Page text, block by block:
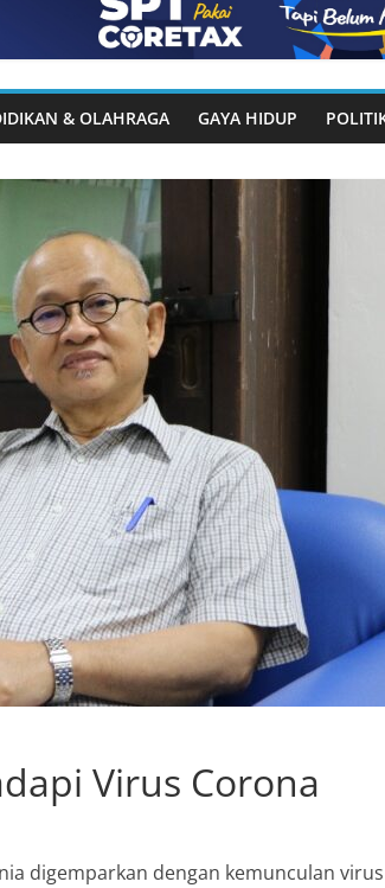
& OLAHRAGA GAYA HIDUP
Virus Corona
digemparkan dengan kemunculan virus